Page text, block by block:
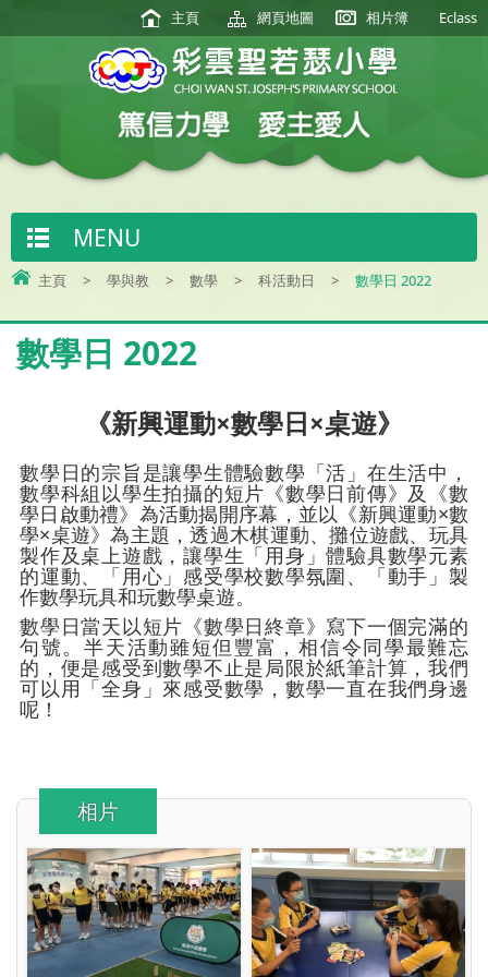
主頁 網頁地圖 相片簿 Eclass
MENU
主頁 > 學與教 > 數學 > 科活動日 > 數學日 2022
數學日 2022
《新興運動×數學日×桌遊》
數學日的宗旨是讓學生體驗數學「活」在生活中，
數學科組以學生拍攝的短片《數學日前傳》及《數
學日啟動禮》為活動揭開序幕，並以《新興運動×數
學×桌遊》為主題，透過木棋運動、攤位遊戲、玩具
製作及桌上遊戲，讓學生「用身」體驗具數學元素
的運動、「用心」感受學校數學氛圍、「動手」製
作數學玩具和玩數學桌遊。
數學日當天以短片《數學日終章》寫下一個完滿的
句號。半天活動雖短但豐富，相信令同學最難忘
的，便是感受到數學不止是局限於紙筆計算，我們
可以用「全身」來感受數學，數學一直在我們身邊
呢！
相片